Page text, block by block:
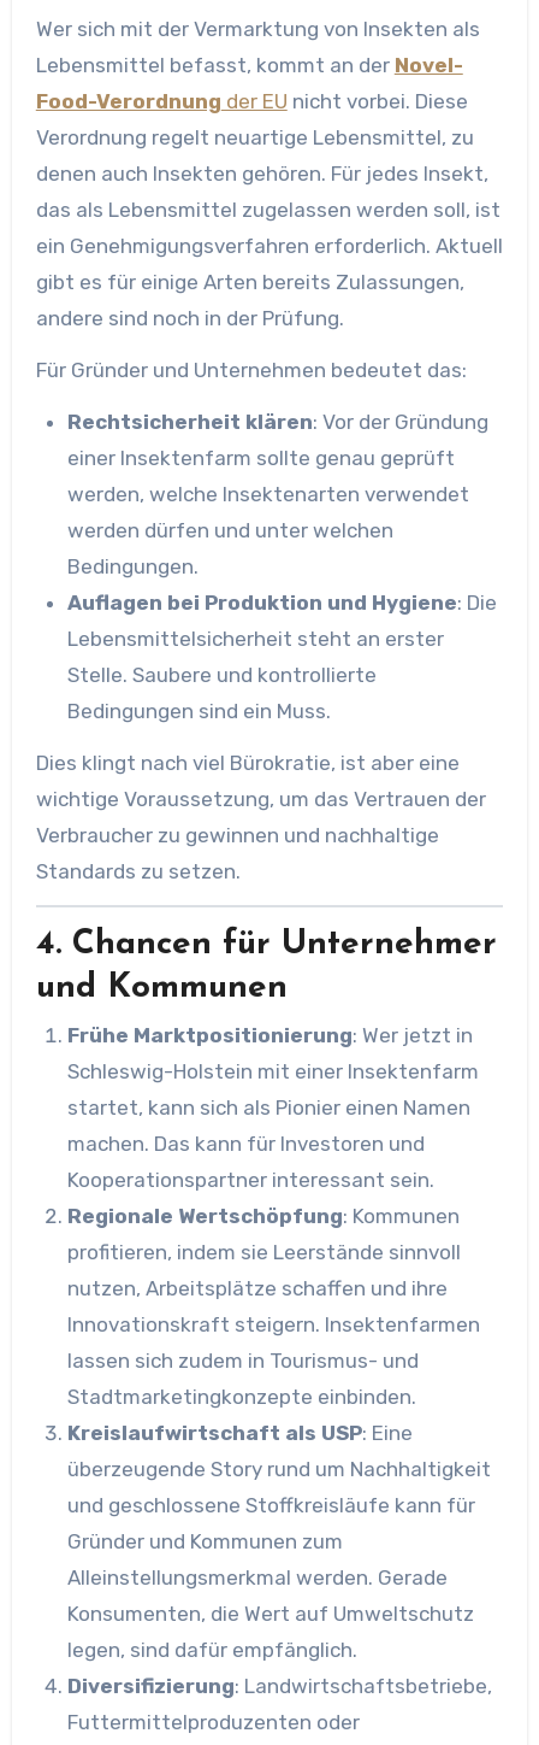
Wer sich mit der Vermarktung von Insekten als
Lebensmittel befasst, kommt an der Novel-
Food-Verordnung der EU nicht vorbei. Diese
Verordnung regelt neuartige Lebensmittel, zu
denen auch Insekten gehören. Für jedes Insekt,
das als Lebensmittel zugelassen werden soll, ist
ein Genehmigungsverfahren erforderlich. Aktuell
gibt es für einige Arten bereits Zulassungen,
andere sind noch in der Prüfung.
Für Gründer und Unternehmen bedeutet das:
Rechtsicherheit klären: Vor der Gründung
einer Insektenfarm sollte genau geprüft
werden, welche Insektenarten verwendet
werden dürfen und unter welchen
Bedingungen.
Auflagen bei Produktion und Hygiene: Die
Lebensmittelsicherheit steht an erster
Stelle. Saubere und kontrollierte
Bedingungen sind ein Muss.
Dies klingt nach viel Bürokratie, ist aber eine
wichtige Voraussetzung, um das Vertrauen der
Verbraucher zu gewinnen und nachhaltige
Standards zu setzen.
4. Chancen für Unternehmer
und Kommunen
Frühe Marktpositionierung: Wer jetzt in
Schleswig-Holstein mit einer Insektenfarm
startet, kann sich als Pionier einen Namen
machen. Das kann für Investoren und
Kooperationspartner interessant sein.
Regionale Wertschöpfung: Kommunen
profitieren, indem sie Leerstände sinnvoll
nutzen, Arbeitsplätze schaffen und ihre
Innovationskraft steigern. Insektenfarmen
lassen sich zudem in Tourismus- und
Stadtmarketingkonzepte einbinden.
Kreislaufwirtschaft als USP: Eine
überzeugende Story rund um Nachhaltigkeit
und geschlossene Stoffkreisläufe kann für
Gründer und Kommunen zum
Alleinstellungsmerkmal werden. Gerade
Konsumenten, die Wert auf Umweltschutz
legen, sind dafür empfänglich.
Diversifizierung: Landwirtschaftsbetriebe,
Futtermittelproduzenten oder